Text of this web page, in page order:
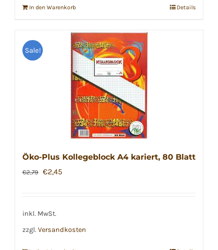
In den Warenkorb Details
Sale!
Öko-Plus Kollegeblock A4 kariert, 80 Blatt
€2,79 Ursprünglicher
€2,79
€2,45
inkl. MwSt.
zzgl. Versandkosten